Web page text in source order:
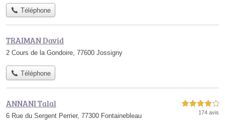
Téléphone
TRAIMAN David
2 Cours de la Gondoire, 77600 Jossigny
Téléphone
ANNANI Talal
6 Rue du Sergent Perrier, 77300 Fontainebleau
4,0 étoiles sur 5
174 avis